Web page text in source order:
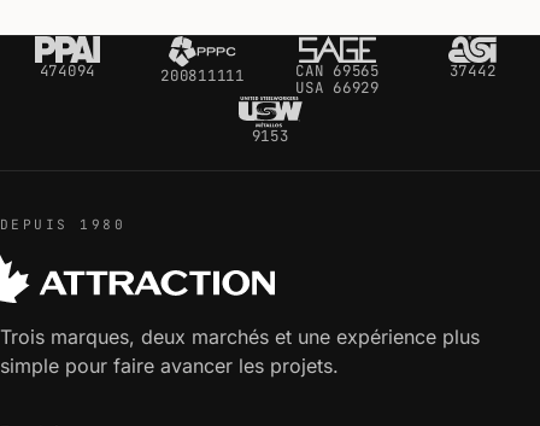
474094 200811111
CAN 69565
USA 66929
37442
9153
DEPUIS 1980
Trois marques, deux marchés et une expérience plus
simple pour faire avancer les projets.